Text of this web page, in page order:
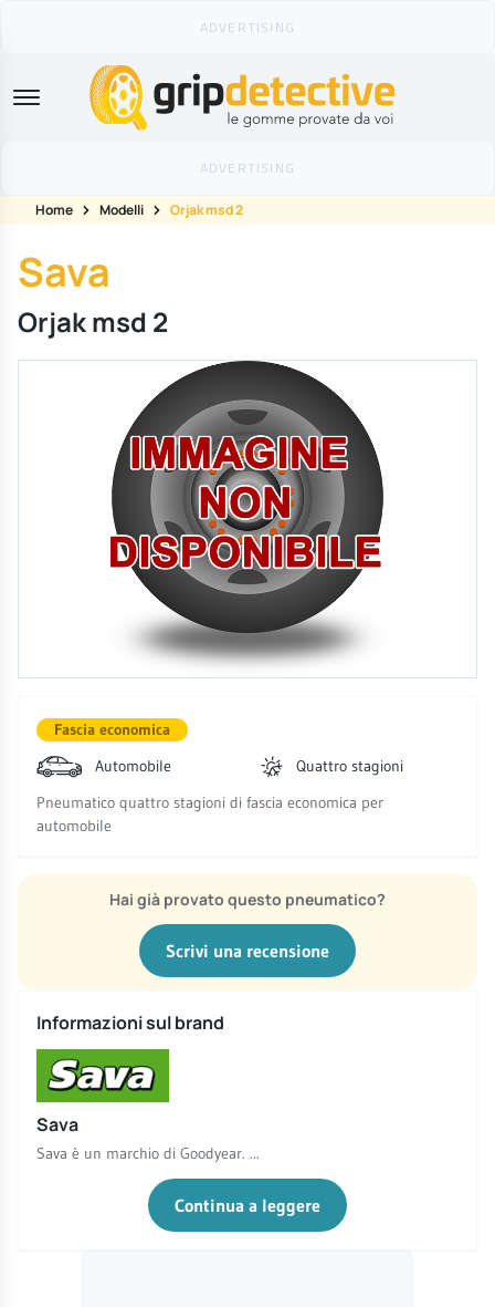
GripDetective
Home Modelli Orjak msd 2
Sava
Orjak msd 2
Fascia economica
Automobile
Quattro stagioni
Pneumatico quattro stagioni di fascia economica per
automobile
Hai già provato questo pneumatico?
Scrivi una recensione
Informazioni sul brand
Sava
Sava è un marchio di Goodyear. ...
Continua a leggere